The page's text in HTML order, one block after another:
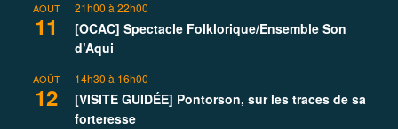
AOÛT
11
21h00 à 22h00
[OCAC] Spectacle Folklorique/Ensemble Son
d’Aqui
AOÛT
12
14h30 à 16h00
[VISITE GUIDÉE] Pontorson, sur les traces de sa
forteresse